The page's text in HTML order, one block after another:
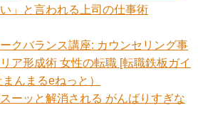
」と言われる上司の仕事術
クバランス講座: カウンセリング事
ア形成術 女性の転職 [転職鉄板ガイ
んまるeねっと）
ーッと解消される がんばりすぎな